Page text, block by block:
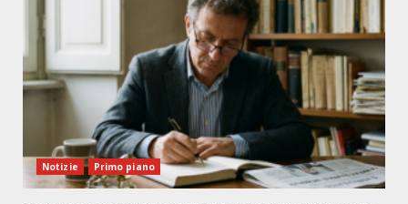
Notizie Primo piano